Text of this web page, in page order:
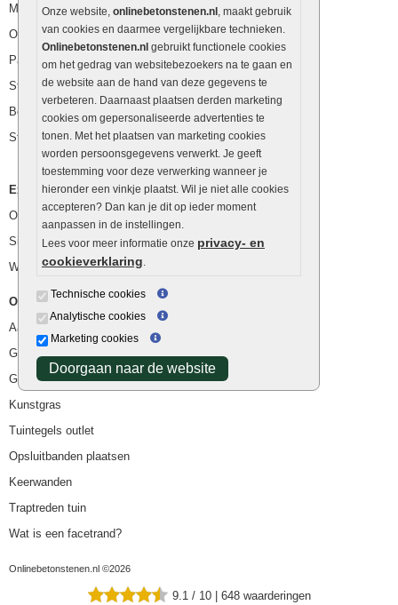
Onze website, onlinebetonstenen.nl , maakt gebruik
van cookies en daarmee vergelijkbare technieken.
Onlinebetonstenen.nl gebruikt functionele cookies
om het gedrag van websitebezoekers na te gaan en
de website aan de hand van deze gegevens te
verbeteren. Daarnaast plaatsen derden marketing
cookies om gepersonaliseerde advertenties te
tonen. Met het plaatsen van marketing cookies
worden persoonsgegevens verwerkt. Je geeft
toestemming voor deze verwerking wanneer je
hieronder een vinkje plaatst. Wil je niet alle cookies
accepteren? Dan kan je dit op ieder moment
aanpassen in de instellingen.
Lees voor meer informatie onze privacy- en
cookieverklaring
Technische cookies
Analytische cookies
Marketing cookies
Doorgaan naar de website
Muurstenen
Opsluitbanden
Palissaden
Stapelblokken
Betonblokken
Stapelstenen
Extra benodigdheden
Ophoogzand
Siergrind en siersplit
Waterafvoer
Overig
Aanbiedingen
Goedkope bestrating
Goedkope tuintegels
Kunstgras
Tuintegels outlet
Opsluitbanden plaatsen
Keerwanden
Traptreden tuin
Wat is een facetrand?
Onlinebetonstenen.nl ©2026
9.1 / 10 | 648 waarderingen